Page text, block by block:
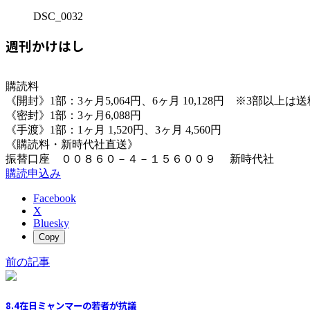
DSC_0032
週刊かけはし
購読料
《開封》1部：3ヶ月5,064円、6ヶ月 10,128円 ※3部以上は送
《密封》1部：3ヶ月6,088円
《手渡》1部：1ヶ月 1,520円、3ヶ月 4,560円
《購読料・新時代社直送》
振替口座 ００８６０－４－１５６００９ 新時代社
購読申込み
Facebook
X
Bluesky
Copy
前の記事
8.4在日ミャンマーの若者が抗議